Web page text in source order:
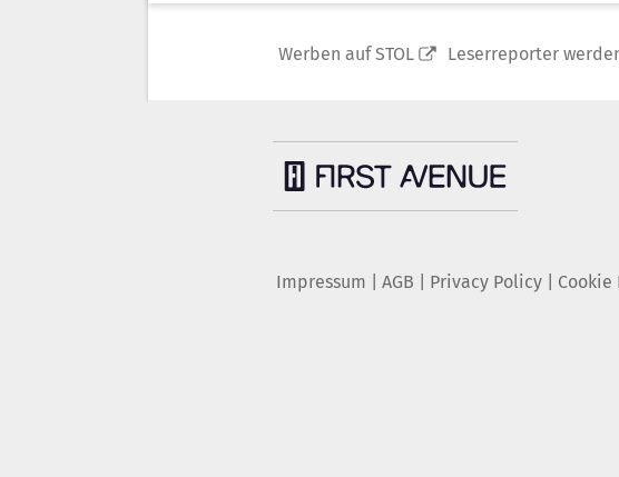
Werben auf STOL Leserreporter
Impressum AGB Privacy Policy| Cookie